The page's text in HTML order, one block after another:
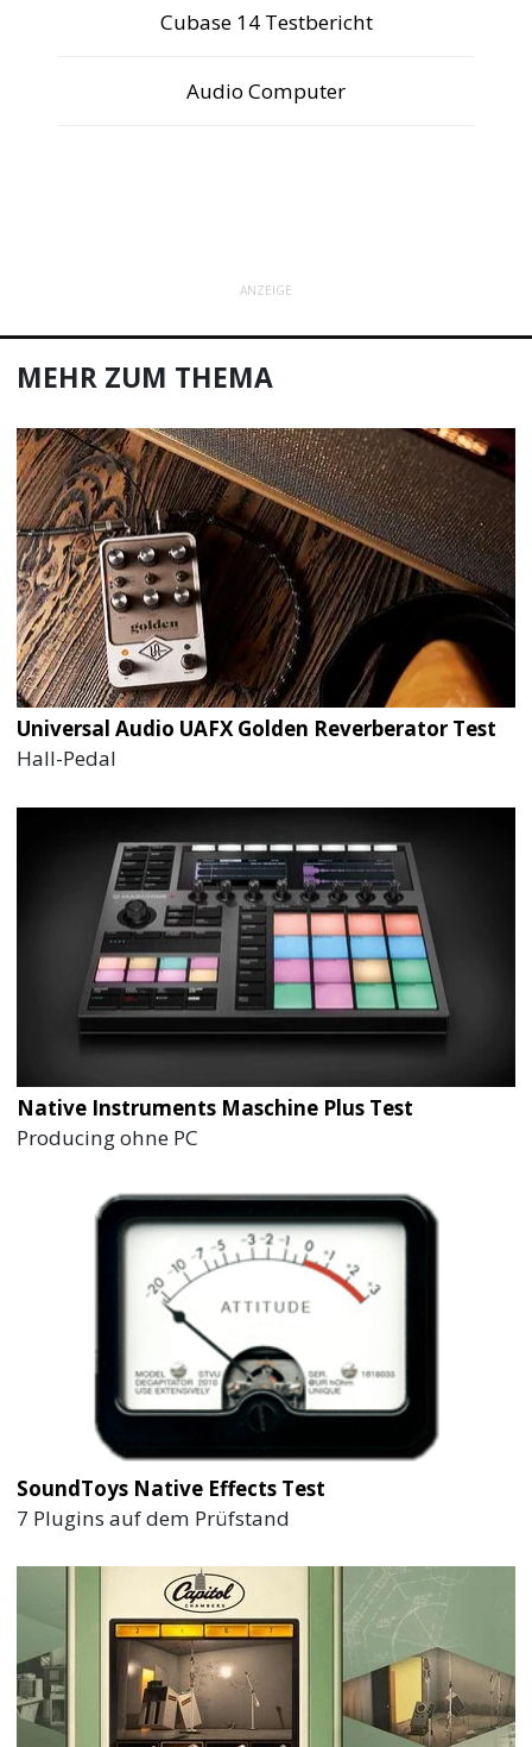
Cubase 14 Testbericht
Audio Computer
ANZEIGE
MEHR ZUM THEMA
Universal Audio UAFX Golden Reverberator Test
Hall-Pedal
Native Instruments Maschine Plus Test
Producing ohne PC
SoundToys Native Effects Test
7 Plugins auf dem Prüfstand